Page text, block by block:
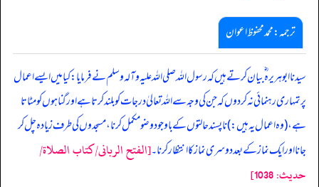
ترجمہ:محمد محفوظ اعوان
سیدنا ابو ہریرہ ؓ بیان کرتے ہیں کہ رسول اللہ صلی اللہ علیہ وآلہ وسلم نے فرمایا: کیا میں ایسے اعمال
پر تمہاری رہنمائی نہ کر دوں کہ جن کی وجہ سے اللہ تعالیٰ درجات کو بلند کرتا ہے اور گناہوں کو مٹاتا
ہے، (وہ اعمال یہ ہیں:) ناپسند حالتوں کے باوجود وضو مکمل کرنا، مسجدوں کی طرف زیادہ چل کر
جانا اور ایک نماز کے بعد دوسری نماز کا انتظار کرنا۔[الفتح الربانی/كتاب الصلاة/
حدیث: 1038]